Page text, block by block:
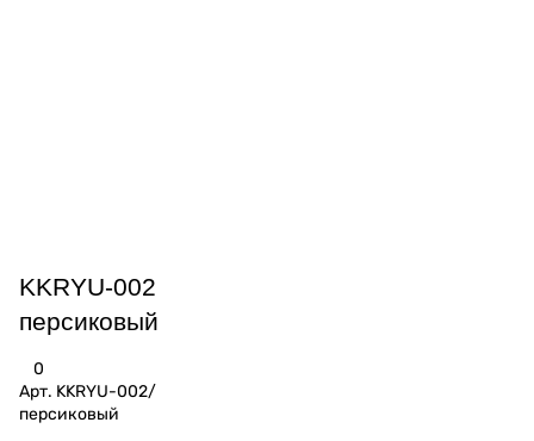
KKRYU-002
персиковый
0
Арт. KKRYU-002/
персиковый